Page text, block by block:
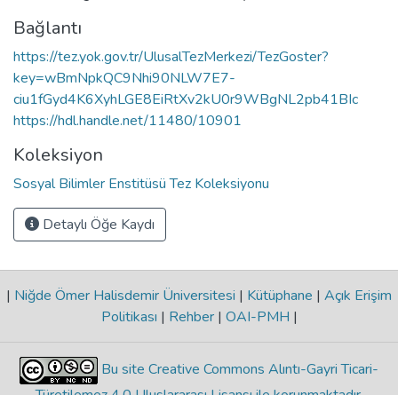
Bağlantı
https://tez.yok.gov.tr/UlusalTezMerkezi/TezGoster?
key=wBmNpkQC9Nhi90NLW7E7-
ciu1fGyd4K6XyhLGE8EiRtXv2kU0r9WBgNL2pb41BIc
https://hdl.handle.net/11480/10901
Koleksiyon
Sosyal Bilimler Enstitüsü Tez Koleksiyonu
Detaylı Öğe Kaydı
| Niğde Ömer Halisdemir Üniversitesi | Kütüphane | Açık Erişim
Politikası | Rehber | OAI-PMH |
Bu site Creative Commons Alıntı-Gayri Ticari-